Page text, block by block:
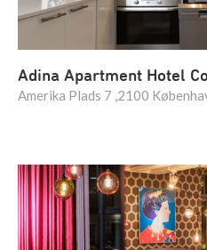
Adina Apartment Hotel
Amerika Plads 7 ,2100